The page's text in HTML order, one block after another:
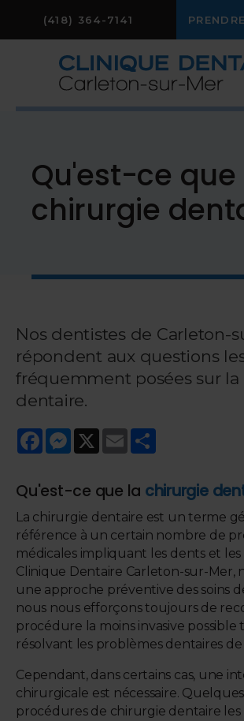
(418) 364-7141
Qu'est-ce que
chirurgie
Nos dentistes de Carleton-
répondent aux questions
fréquemment posées sur
dentaire.
FacebookMessenger
X Email
Qu'est-ce que la chirurgie
La chirurgie dentaire est un terme
référence à un certain nombre de
médicales impliquant les dents et les
Clinique Dentaire Carleton-sur-Mer,
une approche préventive des soins
nous nous efforçons toujours de
procédure la moins invasive possible
résolvant les problèmes dentaires de
Cependant, dans certains cas, une
chirurgicale est nécessaire.
procédures de chirurgie dentaire